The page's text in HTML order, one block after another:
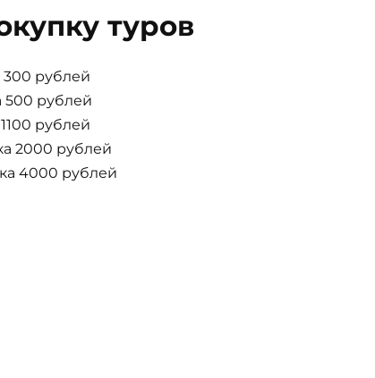
туров
300 рублей
500 рублей
рублей
2000 рублей
4000 рублей